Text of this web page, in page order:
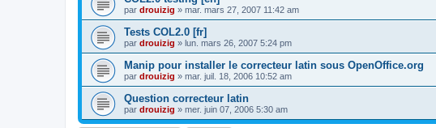
par drouizig » mar. mars 27, 2007 11:42 am
Tests COL2.0 [fr]
par drouizig » lun. mars 26, 2007 5:24 pm
Manip pour installer le correcteur latin sous OpenOffice.org
par drouizig » mar. juil. 18, 2006 10:52 am
Question correcteur latin
par drouizig » mer. juin 07, 2006 5:30 am